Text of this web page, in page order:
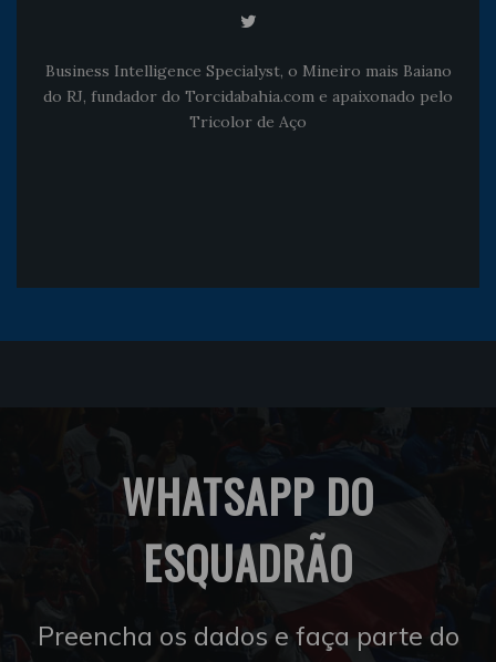
Business Intelligence Specialyst, o Mineiro mais Baiano
do RJ, fundador do Torcidabahia.com e apaixonado pelo
Tricolor de Aço
WHATSAPP DO
ESQUADRÃO
Preencha os dados e faça parte do